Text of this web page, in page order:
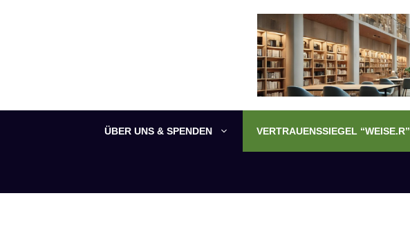
ÜBER UNS & SPENDEN VERTRAUENSSIEGEL “WEISE.R”